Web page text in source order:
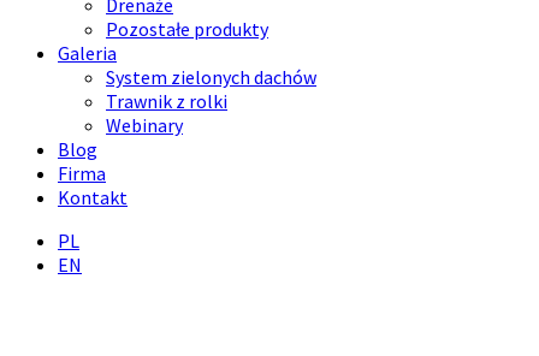
Drenaże
Pozostałe produkty
Galeria
System zielonych dachów
Trawnik z rolki
Webinary
Blog
Firma
Kontakt
PL
EN